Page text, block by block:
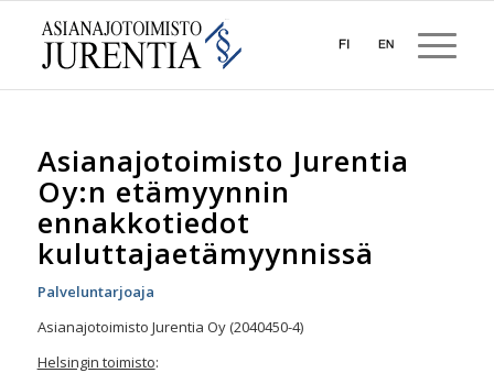
Asianajotoimisto Jurentia
Oy:n etämyynnin
ennakkotiedot
kuluttajaetämyynnissä
Palveluntarjoaja
Asianajotoimisto Jurentia Oy (2040450-4)
Helsingin toimisto: